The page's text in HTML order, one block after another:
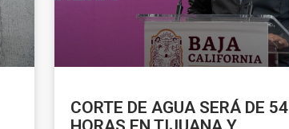
CORTE DE AGUA SERÁ DE 54